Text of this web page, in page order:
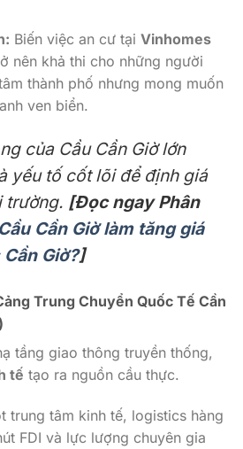
Biến việc an cư tại Vinhomes
nên khả thi cho những người
thành phố nhưng mong muốn
ven biển.
của Cầu Cần Giờ lớn
yếu tố cốt lõi để định giá
trường. [Đọc ngay Phân
Cầu Cần Giờ làm tăng giá
Giờ?]
Trung Chuyển Quốc Tế Cần
tầng giao thông truyền thống,
tế tạo ra nguồn cầu thực.
trung tâm kinh tế, logistics hàng
FDI và lực lượng chuyên gia